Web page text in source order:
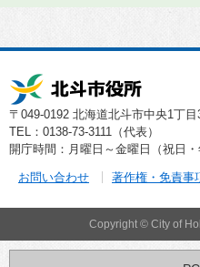
〒049-0192 北海道北斗市中央1丁目
TEL：0138-73-3111（代表）
開庁時間：月曜日～金曜日（祝日
お問い合わせ 著作権・免責事
Copyright © City of